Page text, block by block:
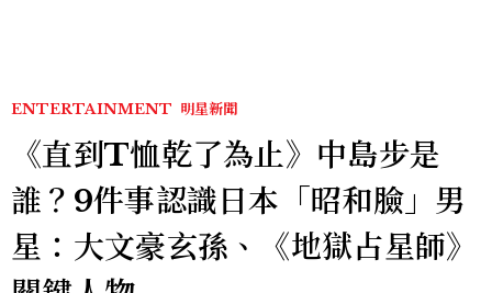
ENTERTAINMENT 明星新聞
《直到T恤乾了為止》中島步是
誰？9件事認識日本「昭和臉」男
星：大文豪玄孫、《地獄占星師》